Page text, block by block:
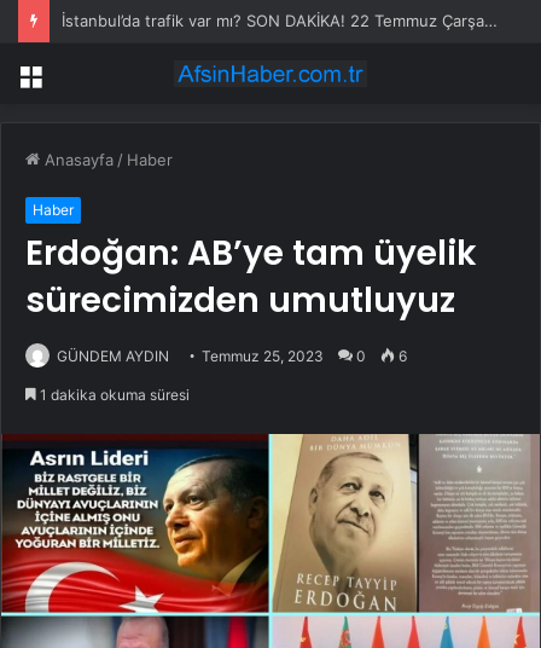
İstanbul’da trafik var mı? SON DAKİKA! 22 Temmuz Çarşamba hangi ilçelerde trafik var, hangi yollar kapalı?
Menü
Anasayfa / Haber
Haber
Erdoğan: AB’ye tam üyelik
sürecimizden umutluyuz
GÜNDEM AYDIN Temmuz 25, 2023 0 6
1 dakika okuma süresi